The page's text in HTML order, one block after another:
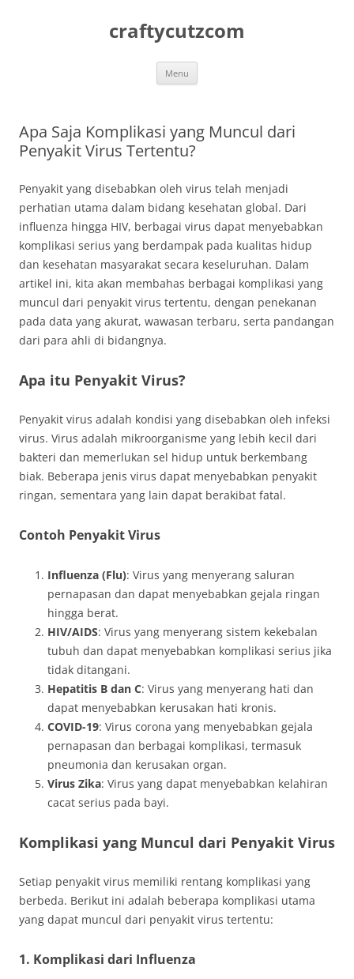
craftycutzcom
Menu
Apa Saja Komplikasi yang Muncul dari
Penyakit Virus Tertentu?
Penyakit yang disebabkan oleh virus telah menjadi
perhatian utama dalam bidang kesehatan global. Dari
influenza hingga HIV, berbagai virus dapat menyebabkan
komplikasi serius yang berdampak pada kualitas hidup
dan kesehatan masyarakat secara keseluruhan. Dalam
artikel ini, kita akan membahas berbagai komplikasi yang
muncul dari penyakit virus tertentu, dengan penekanan
pada data yang akurat, wawasan terbaru, serta pandangan
dari para ahli di bidangnya.
Apa itu Penyakit Virus?
Penyakit virus adalah kondisi yang disebabkan oleh infeksi
virus. Virus adalah mikroorganisme yang lebih kecil dari
bakteri dan memerlukan sel hidup untuk berkembang
biak. Beberapa jenis virus dapat menyebabkan penyakit
ringan, sementara yang lain dapat berakibat fatal.
Contoh Penyakit Virus
Influenza (Flu): Virus yang menyerang saluran
pernapasan dan dapat menyebabkan gejala ringan
hingga berat.
HIV/AIDS: Virus yang menyerang sistem kekebalan
tubuh dan dapat menyebabkan komplikasi serius jika
tidak ditangani.
Hepatitis B dan C: Virus yang menyerang hati dan
dapat menyebabkan kerusakan hati kronis.
COVID-19: Virus corona yang menyebabkan gejala
pernapasan dan berbagai komplikasi, termasuk
pneumonia dan kerusakan organ.
Virus Zika: Virus yang dapat menyebabkan kelahiran
cacat serius pada bayi.
Komplikasi yang Muncul dari Penyakit Virus
Setiap penyakit virus memiliki rentang komplikasi yang
berbeda. Berikut ini adalah beberapa komplikasi utama
yang dapat muncul dari penyakit virus tertentu:
1. Komplikasi dari Influenza